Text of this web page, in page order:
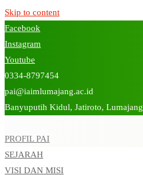
Skip to content
Facebook
Instagram
Youtube
0334-8797454
pai@iaimlumajang.ac.id
Banyuputih Kidul, Jatiroto, Lumajang
PROFIL PAI
SEJARAH
VISI DAN MISI